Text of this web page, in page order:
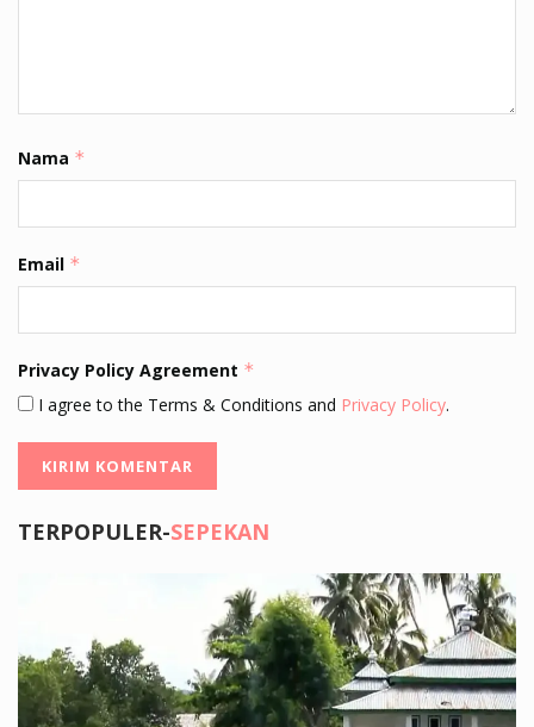
Nama *
Email *
Privacy Policy Agreement *
I agree to the Terms & Conditions and Privacy Policy.
TERPOPULER-SEPEKAN